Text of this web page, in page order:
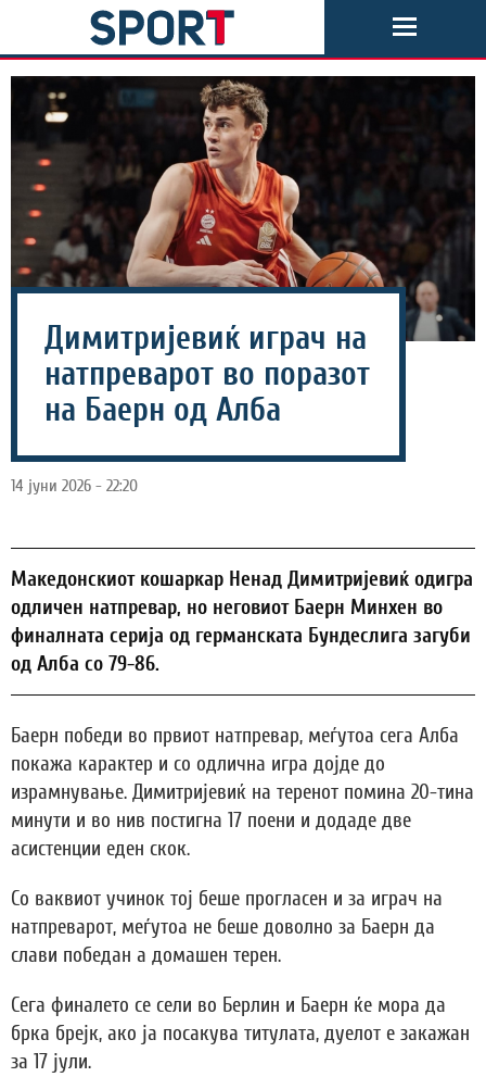
Димитријевиќ играч на
натпреварот во поразот
на Баерн од Алба
14 јуни 2026 - 22:20
Македонскиот кошаркар Ненад Димитријевиќ одигра
одличен натпревар, но неговиот Баерн Минхен во
финалната серија од германската Бундеслига загуби
од Алба со 79-86.
Баерн победи во првиот натпревар, меѓутоа сега Алба
покажа карактер и со одлична игра дојде до
израмнување. Димитријевиќ на теренот помина 20-тина
минути и во нив постигна 17 поени и додаде две
асистенции еден скок.
Со ваквиот учинок тој беше прогласен и за играч на
натпреварот, меѓутоа не беше доволно за Баерн да
слави победан а домашен терен.
Сега финалето се сели во Берлин и Баерн ќе мора да
брка брејк, ако ја посакува титулата, дуелот е закажан
за 17 јули.